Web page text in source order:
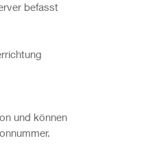
befasst
und können